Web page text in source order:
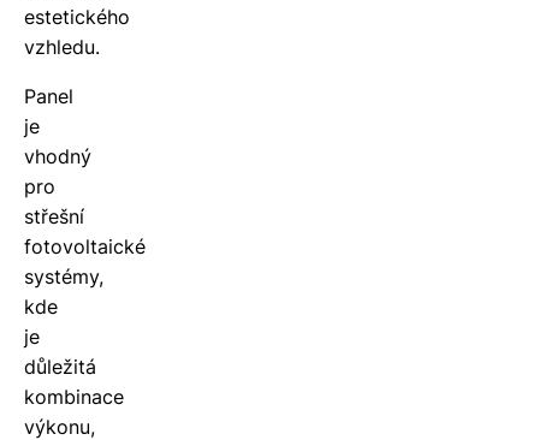
estetického
vzhledu.
Panel
je
vhodný
pro
střešní
fotovoltaické
systémy,
kde
je
důležitá
kombinace
výkonu,